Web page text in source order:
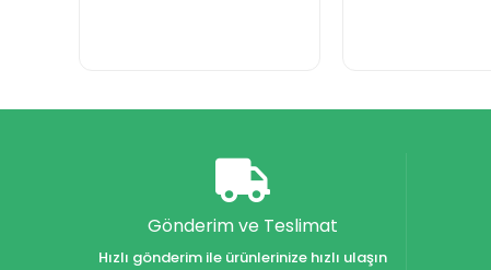
Gönderim ve Teslimat
Hızlı gönderim ile ürünlerinize hızlı ulaşın